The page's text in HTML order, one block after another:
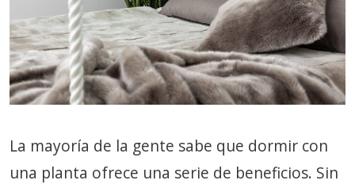
La mayoría de la gente sabe que dormir con
una planta ofrece una serie de beneficios. Sin